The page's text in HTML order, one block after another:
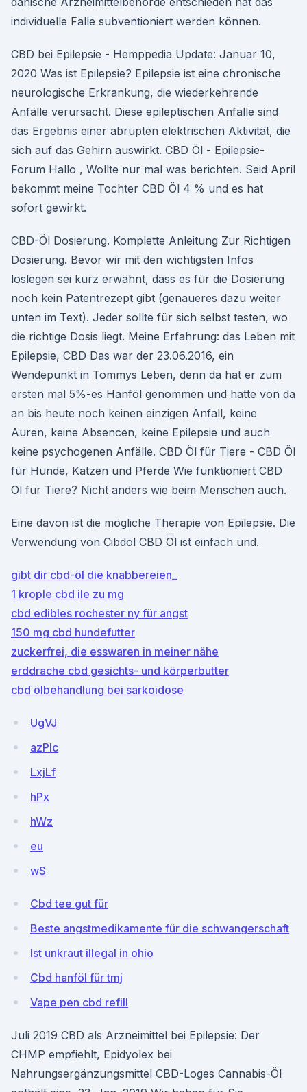
individuelle Fälle subventioniert werden können.
CBD bei Epilepsie - Hemppedia Update: Januar 10,
2020 Was ist Epilepsie? Epilepsie ist eine chronische
neurologische Erkrankung, die wiederkehrende
Anfälle verursacht. Diese epileptischen Anfälle sind
das Ergebnis einer abrupten elektrischen Aktivität, die
sich auf das Gehirn auswirkt. CBD Öl - Epilepsie-
Forum Hallo , Wollte nur mal was berichten. Seid April
bekommt meine Tochter CBD Öl 4 % und es hat
sofort gewirkt.
CBD-Öl Dosierung. Komplette Anleitung Zur Richtigen
Dosierung. Bevor wir mit den wichtigsten Infos
loslegen sei kurz erwähnt, dass es für die Dosierung
noch kein Patentrezept gibt (genaueres dazu weiter
unten im Text). Jeder sollte für sich selbst testen, wo
die richtige Dosis liegt. Meine Erfahrung: das Leben mit
Epilepsie, CBD Das war der 23.06.2016, ein
Wendepunkt in Tommys Leben, denn da hat er zum
ersten mal 5%-es Hanföl genommen und hatte von da
an bis heute noch keinen einzigen Anfall, keine
Auren, keine Absencen, keine Epilepsie und auch
keine psychogenen Anfälle. CBD Öl für Tiere - CBD Öl
für Hunde, Katzen und Pferde Wie funktioniert CBD
Öl für Tiere? Nicht anders wie beim Menschen auch.
Eine davon ist die mögliche Therapie von Epilepsie. Die
Verwendung von Cibdol CBD Öl ist einfach und.
gibt dir cbd-öl die knabbereien_
1 krople cbd ile zu mg
cbd edibles rochester ny für angst
150 mg cbd hundefutter
zuckerfrei, die esswaren in meiner nähe
erddrache cbd gesichts- und körperbutter
cbd ölbehandlung bei sarkoidose
UgVJ
azPIc
LxjLf
hPx
hWz
eu
wS
Cbd tee gut für
Beste angstmedikamente für die schwangerschaft
Ist unkraut illegal in ohio
Cbd hanföl für tmj
Vape pen cbd refill
Juli 2019 CBD als Arzneimittel bei Epilepsie: Der
CHMP empfiehlt, Epidyolex bei
Nahrungsergänzungsmittel CBD-Loges Cannabis-Öl